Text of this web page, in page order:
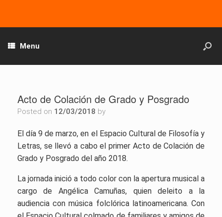
Menu
Acto de Colación de Grado y Posgrado
Posted on 12/03/2018 by
El día 9 de marzo, en el Espacio Cultural de Filosofía y
Letras, se llevó a cabo el primer Acto de Colación de
Grado y Posgrado del año 2018.
La jornada inició a todo color con la apertura musical a
cargo de Angélica Camuñas, quien deleito a la
audiencia con música folclórica latinoamericana. Con